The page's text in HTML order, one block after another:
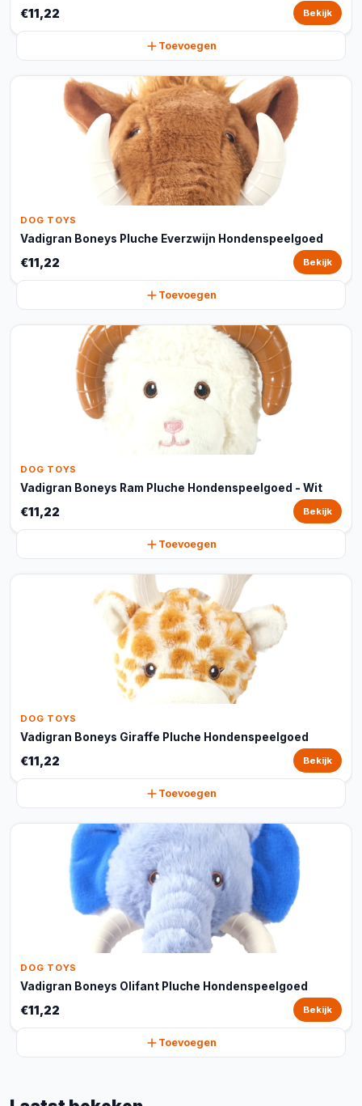
€11,22 Bekijk
Toevoegen
DOG TOYS
Vadigran Boneys Pluche Everzwijn Hondenspeelgoed
€11,22 Bekijk
Toevoegen
DOG TOYS
Vadigran Boneys Ram Pluche Hondenspeelgoed - Wit
€11,22 Bekijk
Toevoegen
DOG TOYS
Vadigran Boneys Giraffe Pluche Hondenspeelgoed
€11,22 Bekijk
Toevoegen
DOG TOYS
Vadigran Boneys Olifant Pluche Hondenspeelgoed
€11,22 Bekijk
Toevoegen